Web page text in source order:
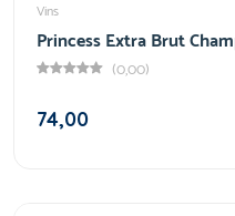
Vins
Princess Extra Brut
(0,00)
74,00